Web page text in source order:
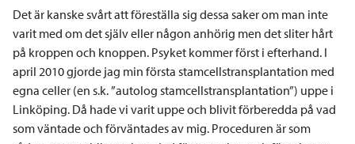
Det är kanske svårt att föreställa sig dessa saker om man inte
varit med om det själv eller någon anhörig men det sliter hårt
på kroppen och knoppen. Psyket kommer först i efterhand. I
april 2010 gjorde jag min första stamcellstransplantation med
egna celler (en s.k. ”autolog stamcellstransplantation”) uppe i
Linköping. Då hade vi varit uppe och blivit förberedda på vad
som väntade och förväntades av mig. Proceduren är som